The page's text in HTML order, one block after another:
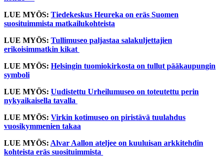
LUE MYÖS: Tiedekeskus Heureka on eräs Suomen
suosituimmista matkailukohteista
LUE MYÖS: Tullimuseo paljastaa salakuljettajien
erikoisimmatkin kikat
LUE MYÖS: Helsingin tuomiokirkosta on tullut pääkaupungin
symboli
LUE MYÖS: Uudistettu Urheilumuseo on toteutettu perin
nykyaikaisella tavalla
LUE MYÖS: Virkin kotimuseo on piristävä tuulahdus
vuosikymmenien takaa
LUE MYÖS: Alvar Aallon ateljee on kuuluisan arkkitehdin
kohteista eräs suosituimmista